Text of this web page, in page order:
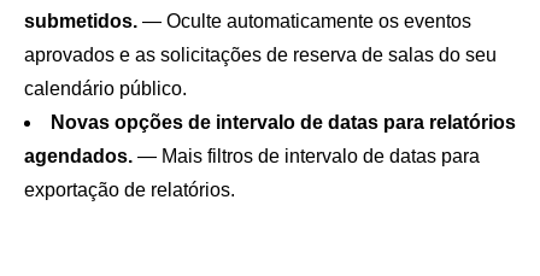
submetidos. — Oculte automaticamente os eventos
aprovados e as solicitações de reserva de salas do seu
calendário público.
Novas opções de intervalo de datas para relatórios
agendados. — Mais filtros de intervalo de datas para
exportação de relatórios.